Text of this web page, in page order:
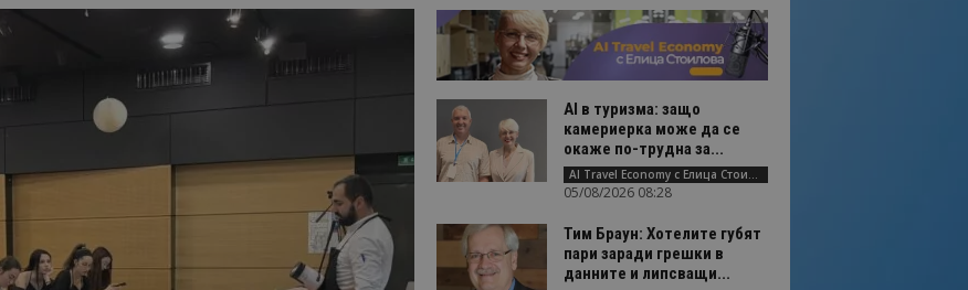
AI в туризма: защо
камериерка може да се
окаже по-трудна за...
AI Travel Economy с Елица Стоилова
05/08/2026 08:28
Тим Браун: Хотелите губят
пари заради грешки в
данните и липсващи...